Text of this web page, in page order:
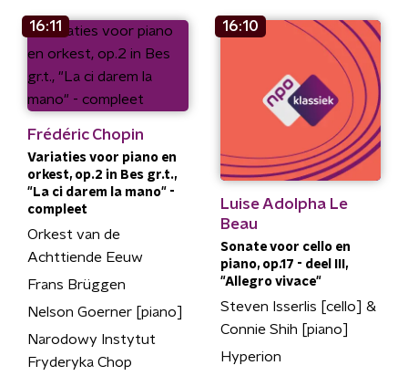
16:11
Frédéric Chopin
Variaties voor piano en
orkest, op.2 in Bes gr.t.,
"La ci darem la mano" -
compleet
Orkest van de
Achttiende Eeuw
Frans Brüggen
Nelson Goerner [piano]
Narodowy Instytut
Fryderyka Chop
16:10
Luise Adolpha Le
Beau
Sonate voor cello en
piano, op.17 - deel III,
"Allegro vivace"
Steven Isserlis [cello] &
Connie Shih [piano]
Hyperion